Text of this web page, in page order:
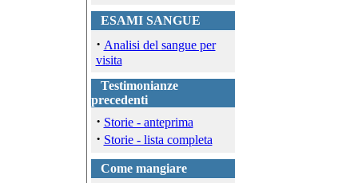
ESAMI SANGUE
· Analisi del sangue per
visita
Testimonianze
precedenti
· Storie - anteprima
· Storie - lista completa
Come mangiare